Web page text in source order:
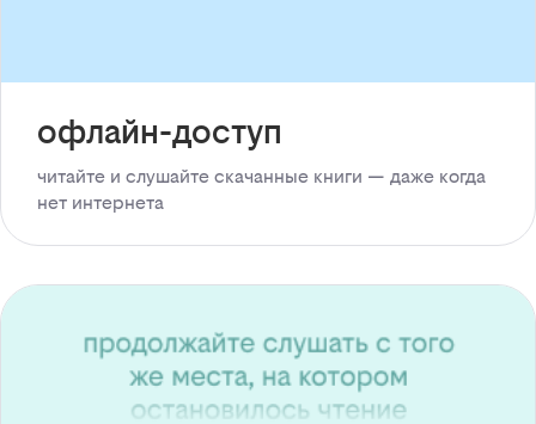
офлайн-доступ
читайте и слушайте скачанные книги — даже когда
нет интернета